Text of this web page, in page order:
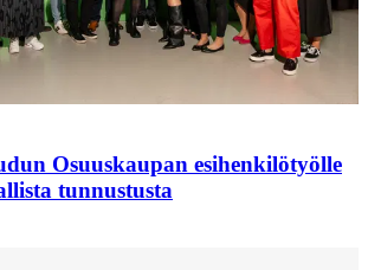
Osuuskaupan esihenkilötyölle
tunnustusta